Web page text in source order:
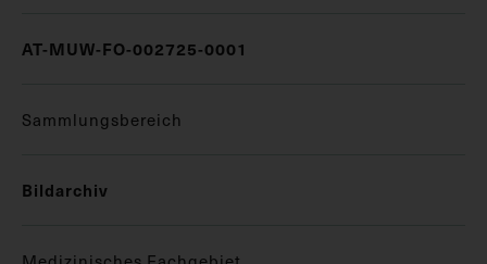
AT-MUW-FO-002725-0001
Sammlungsbereich
Bildarchiv